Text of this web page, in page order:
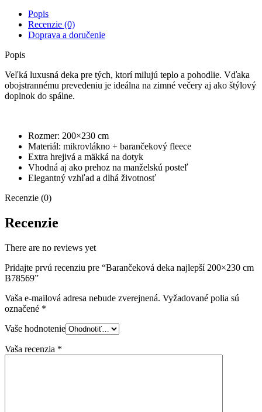
Popis
Recenzie (0)
Doprava a doručenie
Popis
Veľká luxusná deka pre tých, ktorí milujú teplo a pohodlie. Vďaka
obojstrannému prevedeniu je ideálna na zimné večery aj ako štýlový
doplnok do spálne.
Rozmer: 200×230 cm
Materiál: mikrovlákno + barančekový fleece
Extra hrejivá a mäkká na dotyk
Vhodná aj ako prehoz na manželskú posteľ
Elegantný vzhľad a dlhá životnosť
Recenzie (0)
Recenzie
There are no reviews yet
Pridajte prvú recenziu pre “Barančeková deka najlepší 200×230 cm
B78569”
Vaša e-mailová adresa nebude zverejnená. Vyžadované polia sú
označené *
Vaše hodnotenie
Vaša recenzia *